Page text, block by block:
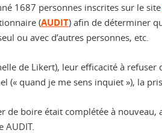
1687 personnes inscrites sur le site
(AUDIT) afin de déterminer
ou avec d’autres personnes, etc.
de Likert), leur efficacité à
quand je me sens inquiet »), la
de boire était complétée à
AUDIT.